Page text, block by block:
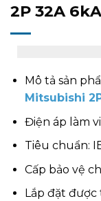
2P 32A 6kA
Mô tả sản
Mitsubishi
Điện áp làm
Tiêu chuẩn:
Cấp bảo vệ
Lắp đặt